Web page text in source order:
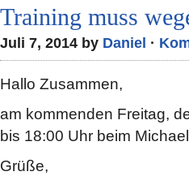
Training muss
Juli 7, 2014 by Daniel ·
Hallo Zusammen,
am kommenden Freitag,
bis 18:00 Uhr beim
Grüße,